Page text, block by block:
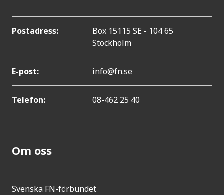
Postadress:
Box 15115 SE - 104 65
Stockholm
E-post: info@fn.se
Telefon: 08-462 25 40
Om oss
Svenska FN-förbundet